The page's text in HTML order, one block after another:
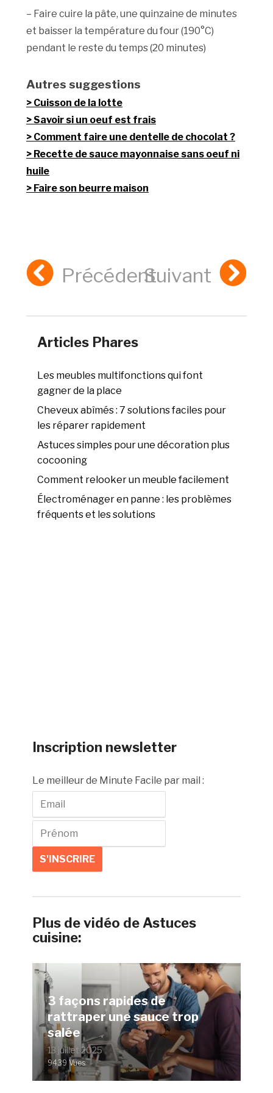
– Faire cuire la pâte, une quinzaine de minutes
et baisser la température du four (190°C)
pendant le reste du temps (20 minutes)
Autres suggestions
Cuisson de la lotte
Savoir si un oeuf est frais
Comment faire une dentelle de chocolat ?
Recette de sauce mayonnaise sans oeuf ni
huile
Faire son beurre maison
PrécédentSuivant
Articles Phares
Les meubles multifonctions qui font
gagner de la place
Cheveux abîmés : 7 solutions faciles pour
les réparer rapidement
Astuces simples pour une décoration plus
cocooning
Comment relooker un meuble facilement
Électroménager en panne : les problèmes
fréquents et les solutions
Inscription newsletter
Le meilleur de Minute Facile par mail :
Plus de vidéo de Astuces
cuisine:
3 façons rapides de
rattraper une sauce trop
salée
13 juillet 2025
9439 Vues